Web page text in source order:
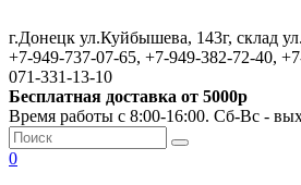
г.Донецк ул.Куйбышева, 143г, склад
+7-949-737-07-65, +7-949-382-72-40,
071-331-13-10
Бесплатная доставка от 5000р
Время работы с 8:00-16:00. Сб-Вс -
0